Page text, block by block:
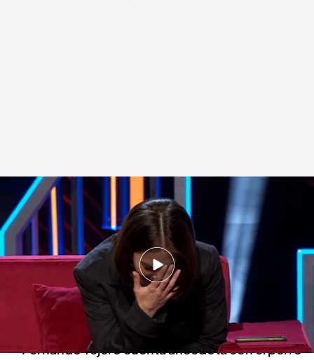
Andrea Duro, en 'Martínez y Hermanos'.
Martínez y Hermanos
23 ENE 2025 - 00:03h.
Andrea Duro, sobre la historia paseando a su
perra: "Me sigue haciendo muchísima gracia
porque no le entendía"
Fernando Tejero cuenta anécdota con el perro